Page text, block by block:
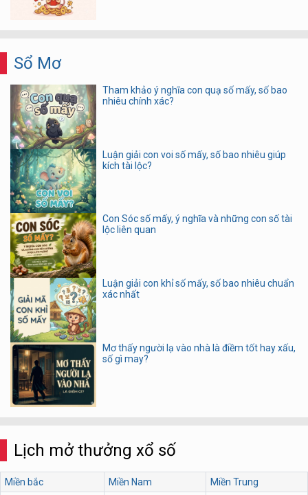
Sổ Mơ
Tham khảo ý nghĩa con quạ số mấy, số bao
nhiêu chính xác?
Luận giải con voi số mấy, số bao nhiêu giúp
kích tài lộc?
Con Sóc số mấy, ý nghĩa và những con số tài
lộc liên quan
Luận giải con khỉ số mấy, số bao nhiêu chuẩn
xác nhất
Mơ thấy người lạ vào nhà là điềm tốt hay xấu,
số gì may?
Lịch mở thưởng xổ số
Miền bắc Miền Nam Miền Trung